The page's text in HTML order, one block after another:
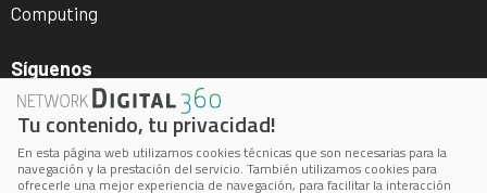
Computing
Síguenos
Tu contenido, tu privacidad!
En esta página web utilizamos cookies técnicas que son necesarias para la
navegación y la prestación del servicio. También utilizamos cookies para
ofrecerle una mejor experiencia de navegación, para facilitar la interacción